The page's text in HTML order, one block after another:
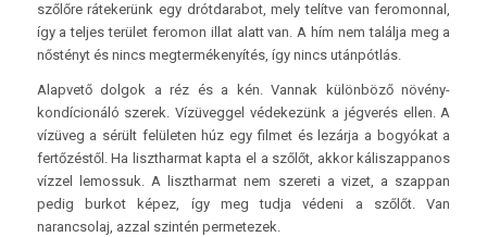
szőlőre rátekerünk egy drótdarabot, mely telítve van feromonnal,
így a teljes terület feromon illat alatt van. A hím nem találja meg a
nőstényt és nincs megtermékenyítés, így nincs utánpótlás.
Alapvető dolgok a réz és a kén. Vannak különböző növény­
kondícionáló szerek. Vízüveggel védekezünk a jégverés ellen. A
vízüveg a sérült felületen húz egy filmet és lezárja a bogyókat a
fertőzéstől. Ha lisztharmat kapta el a szőlőt, akkor káliszappanos
vízzel lemossuk. A lisztharmat nem szereti a vizet, a szappan
pedig burkot képez, így meg tudja védeni a szőlőt. Van
narancsolaj, azzal szintén permetezek.